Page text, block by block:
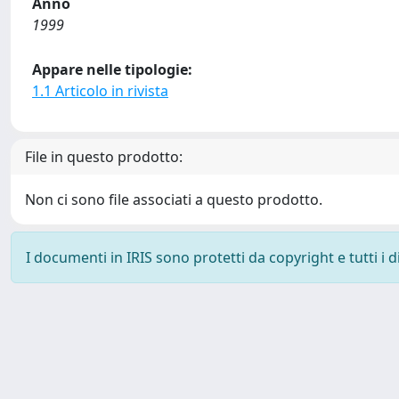
1999
Appare nelle tipologie:
1.1 Articolo in rivista
File in questo prodotto:
Non ci sono file associati a questo prodotto.
I documenti in IRIS sono protetti da copyright e tutti i